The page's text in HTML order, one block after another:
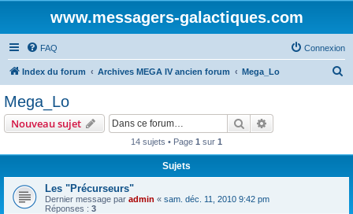
www.messagers-galactiques.com
FAQ Connexion
Index du forum Archives MEGA IV ancien forum Mega_Lo
Mega_Lo
Nouveau sujet Rechercher
14 sujets • Page 1 sur 1
Sujets
Les "Précurseurs"
Dernier message par admin « sam. déc. 11, 2010 9:42 pm
Réponses : 3